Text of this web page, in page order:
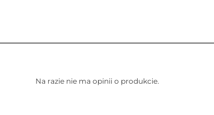
Na razie nie ma opinii o produkcie.